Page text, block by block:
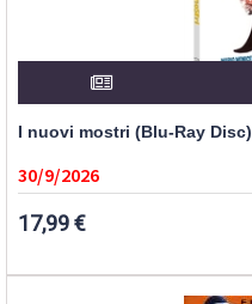
I nuovi mostri (Blu-Ray Disc)
30/9/2026
17,99 €